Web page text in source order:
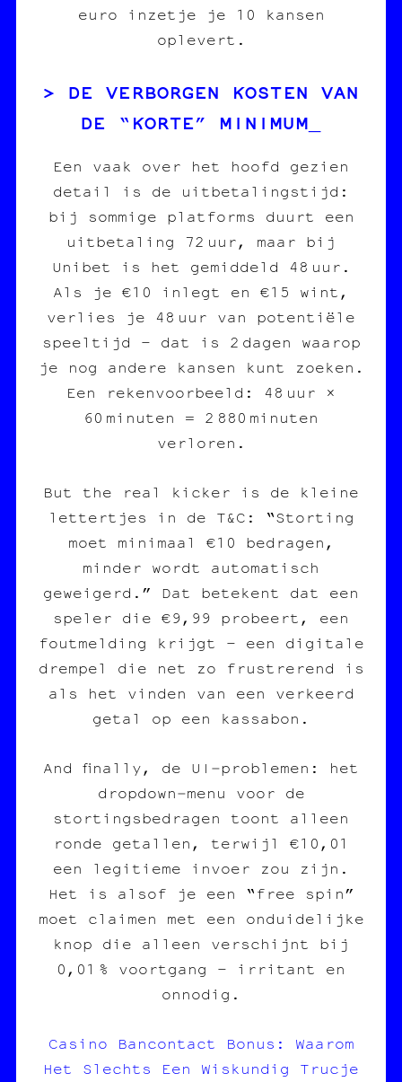
euro inzetje je 10 kansen
oplevert.
DE VERBORGEN KOSTEN VAN
DE “KORTE” MINIMUM
Een vaak over het hoofd gezien
detail is de uitbetalingstijd:
bij sommige platforms duurt een
uitbetaling 72 uur, maar bij
Unibet is het gemiddeld 48 uur.
Als je €10 inlegt en €15 wint,
verlies je 48 uur van potentiële
speeltijd – dat is 2 dagen waarop
je nog andere kansen kunt zoeken.
Een rekenvoorbeeld: 48 uur ×
60 minuten = 2 880 minuten
verloren.
But the real kicker is de kleine
lettertjes in de T&C: “Storting
moet minimaal €10 bedragen,
minder wordt automatisch
geweigerd.” Dat betekent dat een
speler die €9,99 probeert, een
foutmelding krijgt – een digitale
drempel die net zo frustrerend is
als het vinden van een verkeerd
getal op een kassabon.
And finally, de UI‑problemen: het
dropdown‑menu voor de
stortingsbedragen toont alleen
ronde getallen, terwijl €10,01
een legitieme invoer zou zijn.
Het is alsof je een “free spin”
moet claimen met een onduidelijke
knop die alleen verschijnt bij
0,01 % voortgang – irritant en
onnodig.
Casino Bancontact Bonus: Waarom
Het Slechts Een Wiskundig Trucje